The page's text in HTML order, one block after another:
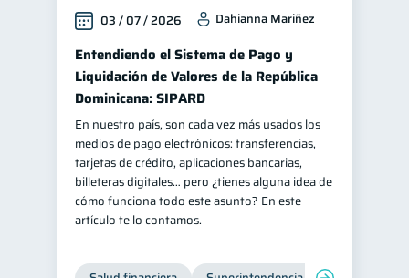
Retiro Doble sueldo
Gasto responsable
información financiera 1
03 / 07 / 2026 Dahianna Mariñez
Entendiendo el Sistema de Pago y
Liquidación de Valores de la República
Dominicana: SIPARD
En nuestro país, son cada vez más usados los
medios de pago electrónicos: transferencias,
tarjetas de crédito, aplicaciones bancarias,
billeteras digitales… pero ¿tienes alguna idea de
cómo funciona todo este asunto? En este
artículo te lo contamos.